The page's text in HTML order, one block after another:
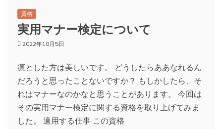
資格
実用マナー検定について
2022年10月5日
凛とした方は美しいです。 どうしたらああなれるん
だろうと思ったことないですか？ もしかしたら、そ
れはマナーなのかなと思うことがあります。 今回は
その実用マナー検定に関する資格を取り上げてみま
した。 適用する仕事 この資格